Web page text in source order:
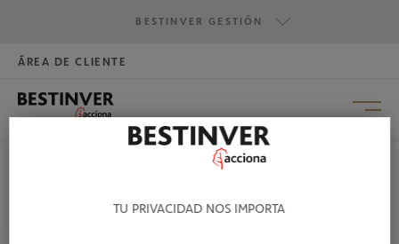
BESTINVER GESTIÓN
BESTINVER ACTIVOS INMOBILIARIOS
ÁREA DE CLIENTE
ESCUELA DE INVERSIÓN
VÍDEOS CONFERENCIAS
TU PRIVACIDAD NOS IMPORTA